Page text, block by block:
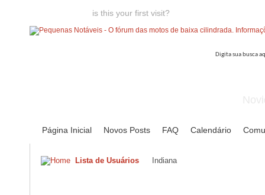
is this your first visit?
Página Inicial Novos Posts FAQ Calendário
Lista de Usuários Indiana